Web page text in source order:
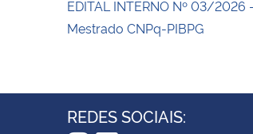
EDITAL INTERNO Nº 03/2026
Mestrado CNPq-PIBPG
REDES SOCIAIS: